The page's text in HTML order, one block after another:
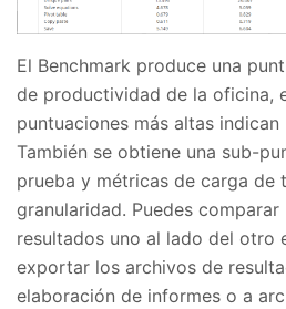
El Benchmark produce una
de productividad de la oficina,
puntuaciones más altas
También se obtiene una sub-
prueba y métricas de carga de
granularidad. Puedes
resultados uno al lado del otro
exportar los archivos de
elaboración de informes o a